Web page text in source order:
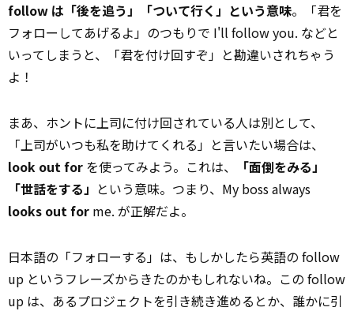
follow は「後を追う」「ついて行く」という意味。「君を
フォローしてあげるよ」のつもりで I'll follow you. などと
いってしまうと、「君を付け回すぞ」と勘違いされちゃう
よ！
まあ、ホントに上司に付け回されている人は別として、
「上司がいつも私を助けてくれる」と言いたい場合は、
look out for を使ってみよう。これは、
「面倒をみる」
「世話をする」 という意味。つまり、My boss always
looks out for me. が正解だよ。
日本語の「フォローする」は、もしかしたら英語の follow
up というフレーズからきたのかもしれないね。この follow
up は、あるプロジェクトを引き続き進めるとか、誰かに引